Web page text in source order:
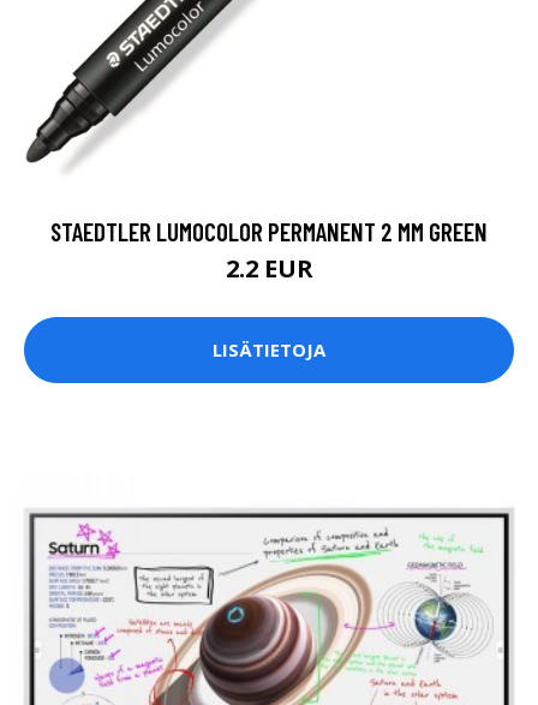
STAEDTLER LUMOCOLOR PERMANENT 2 MM GREEN
2.2 EUR
LISÄTIETOJA